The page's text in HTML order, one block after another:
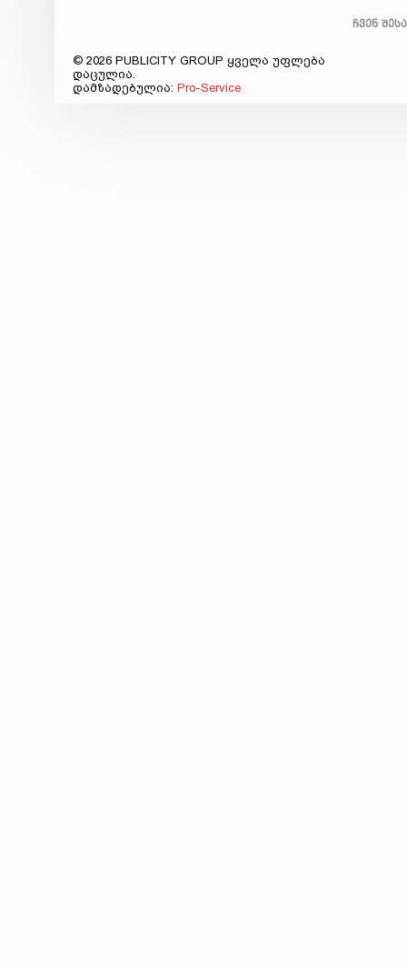
ჩვენ
© 2026 PUBLICITY GROUP ყველა უფლება
დაცულია.
დამზადებულია: Pro-Service